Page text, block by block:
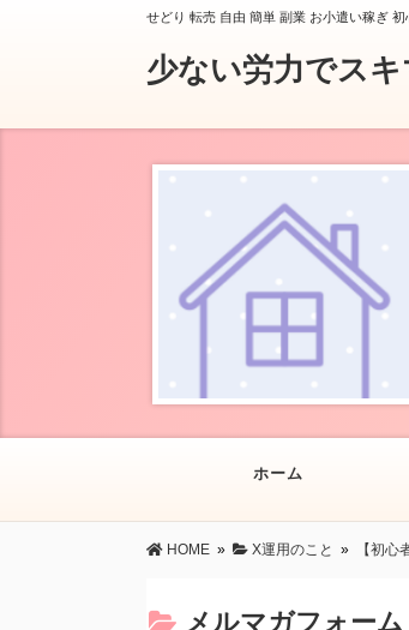
せどり 転売 自由 簡単 副業 お小遣い稼ぎ
少ない労力でス
ホーム
プロフィール
HOME » X運用のこと » 【初心
メルマガフォーム